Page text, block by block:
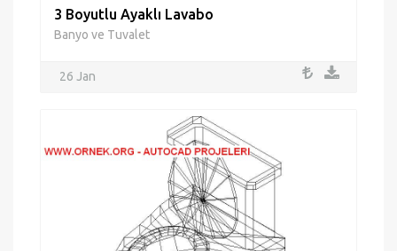
3 Boyutlu Ayaklı Lavabo
Banyo ve Tuvalet
26 Jan